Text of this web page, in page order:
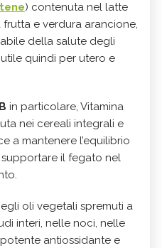
) contenuta nel latte
e verdura arancione,
della salute degli
quindi per utero e
in particolare, Vitamina
nei cereali integrali e
a mantenere l’equilibrio
il fegato nel
oli vegetali spremuti a
interi, nelle noci, nelle
antiossidante e